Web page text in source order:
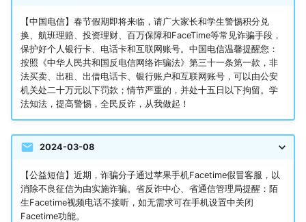
【中国电信】春节假期即将来临，请广大家长和学生警惕积分兑
换、航班理赔、投资理财、百万保障和FaceTime等常见诈骗手段，
保护好个人银行卡、电话卡和互联网账号。中国电信温馨提醒您：
按照《中华人民共和国反电信网络诈骗法》第三十一条第一款，非
法买卖、出租、出借电话卡、银行账户和互联网账号，可以由公安
机关处二十万元以下罚款；情节严重的，并处十五日以下拘留。学
法知法，提高警惕，全民反诈，从我做起！
2024-03-08
【公益短信】近期，诈骗分子通过苹果手机Facetime假冒客服，以
消除不良征信为由实施诈骗。省反诈中心、省通信管理局提醒：陌
生Facetime视频电话不接听，如无需求可在手机设置中关闭
Facetime功能。